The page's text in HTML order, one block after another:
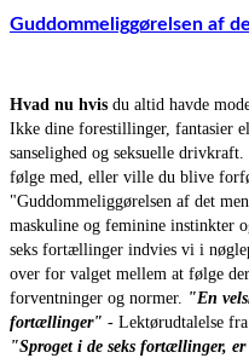
Guddommeliggørelsen af
Hvad nu hvis du altid havde
Ikke dine forestillinger, fantasier
sanselighed og seksuelle
følge med, eller ville du blive
"Guddommeliggørelsen af det
maskuline og feminine instinkter
seks fortællinger indvies vi i
over for valget mellem at følge
forventninger og normer. "En
fortællinger" - Lektørudtalelse
"Sproget i de seks fortællinger,